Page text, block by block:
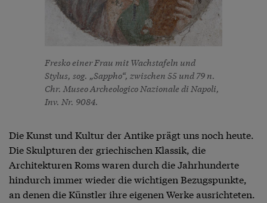
Fresko einer Frau mit Wachstafeln und
Stylus, sog. „Sappho“, zwischen 55 und 79 n.
Chr. Museo Archeologico Nazionale di Napoli,
Inv. Nr. 9084.
Die Kunst und Kultur der Antike prägt uns noch heute.
Die Skulpturen der griechischen Klassik, die
Architekturen Roms waren durch die Jahrhunderte
hindurch immer wieder die wichtigen Bezugspunkte,
an denen die Künstler ihre eigenen Werke ausrichteten.